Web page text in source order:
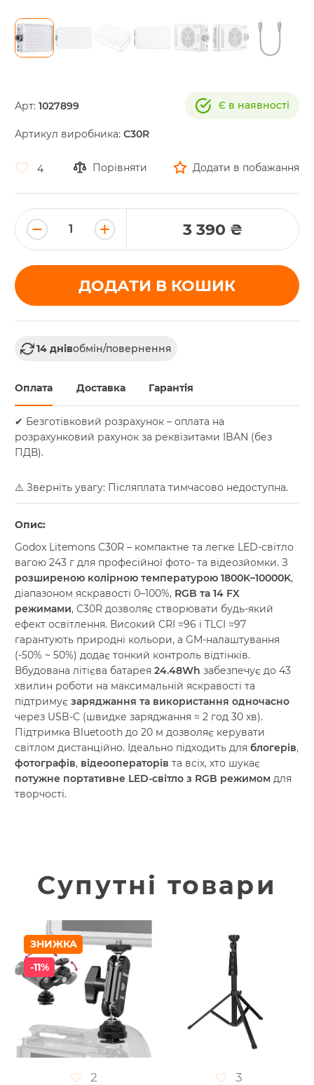
beginning
the
gallery
Арт: 1027899
Артикул виробника: C30R
Є в наявності
Порівняти Додати в побажання
4
3 390 ₴
ДОДАТИ В КОШИК
14 днівобмін/повернення
Оплата Доставка Гарантія
✔ Безготівковий розрахунок – оплата на
розрахунковий рахунок за реквізитами IBAN (без
ПДВ).
⚠️ Зверніть увагу: Післяплата тимчасово недоступна.
Опис:
Godox Litemons C30R – компактне та легке LED-світло
вагою 243 г для професійної фото- та відеозйомки. З
розширеною колірною температурою 1800K–10000K,
діапазоном яскравості 0–100%, RGB та 14 FX
режимами, C30R дозволяє створювати будь-який
ефект освітлення. Високий CRI ≈96 і TLCI ≈97
гарантують природні кольори, а GM-налаштування
(-50% ~ 50%) додає тонкий контроль відтінків.
Вбудована літієва батарея 24.48Wh забезпечує до 43
хвилин роботи на максимальній яскравості та
підтримує заряджання та використання одночасно
через USB-C (швидке заряджання ≈ 2 год 30 хв).
Підтримка Bluetooth до 20 м дозволяє керувати
світлом дистанційно. Ідеально підходить для блогерів,
фотографів, відеооператорів та всіх, хто шукає
потужне портативне LED-світло з RGB режимом для
творчості.
Супутні товари
ЗНИЖКА
-11%
2 3